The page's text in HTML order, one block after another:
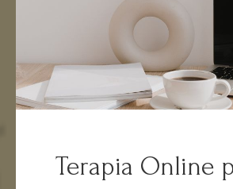
Terapia Online